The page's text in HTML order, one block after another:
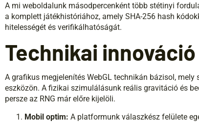
A mi weboldalunk másodpercenként több stétinyi
a komplett játékhistóriához, amely SHA-256 hash
hitelességét és verifikálhatóságát.
Technikai
A grafikus megjelenítés WebGL technikán bázisol,
eszközön. A fizikai szimulálásunk reális gravitáció és
persze az RNG már előre kijelöli.
Mobil optim: A platformunk válaszkész felülete